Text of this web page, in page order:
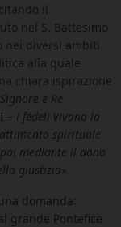
il
nel S. Battesimo
nei diversi ambiti
alla quale
chiara ispirazione
e Re
– i fedeli vivono la
spirituale
mediante il dono
giustizia»
domanda:
grande Pontefice